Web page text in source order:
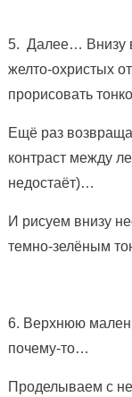
5. Далее… Внизу
желто-охристых
прорисовать
Ещё раз
контраст между
недостаёт)…
И рисуем внизу
темно-зелёным
6. Верхнюю
почему-то…
Проделываем с